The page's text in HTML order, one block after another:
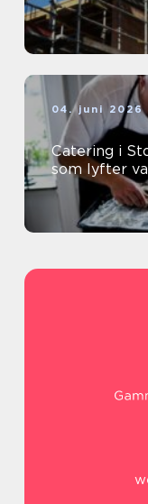
04. juni 2026
Catering i
som lyfter